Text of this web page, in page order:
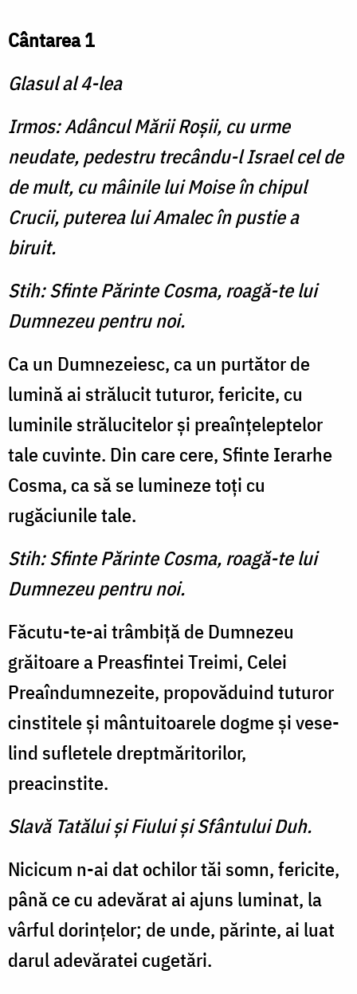
Cântarea 1
Glasul al 4-lea
Irmos: Adâncul Mării Roşii, cu urme
neudate, pedestru trecându-l Israel cel de
de mult, cu mâinile lui Moise în chipul
Crucii, puterea lui Amalec în pustie a
biruit.
Stih: Sfinte Părinte Cosma, roagă-te lui
Dumnezeu pentru noi.
Ca un Dumnezeiesc, ca un purtător de
lumină ai strălucit tuturor, fericite, cu
luminile strălucitelor şi preaînţeleptelor
tale cuvinte. Din care cere, Sfinte Ierarhe
Cosma, ca să se lumineze toţi cu
rugăciunile tale.
Stih: Sfinte Părinte Cosma, roagă-te lui
Dumnezeu pentru noi.
Făcutu-te-ai trâmbiţă de Dumnezeu
grăitoare a Preasfintei Treimi, Celei
Preaîndumnezeite, propo­văduind tuturor
cinstitele şi mântuitoarele dogme şi vese­
lind sufletele dreptmăritorilor,
preacinstite.
Slavă Tatălui şi Fiului şi Sfântului Duh.
Nicicum n-ai dat ochilor tăi somn, fericite,
până ce cu ade­vărat ai ajuns luminat, la
vâr­ful dorinţelor; de unde, părin­te, ai luat
darul adevăratei cugetări.